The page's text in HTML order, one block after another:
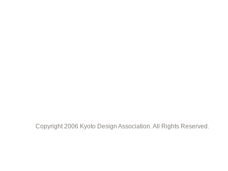
Copyright 2006 Kyoto Design Association. All Rights Reserved.